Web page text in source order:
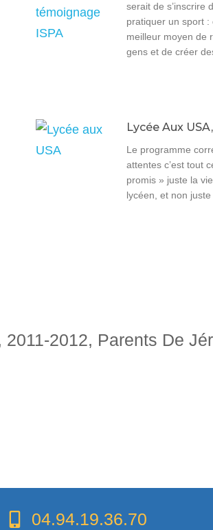
serait de s’inscrire
pratiquer un sport :
meilleur moyen de
gens et de créer
Lycée Aux
Le programme
attentes c’est tout
promis » juste la
lycéen, et non
2011-2012, Parents De
04.94.19.36.70